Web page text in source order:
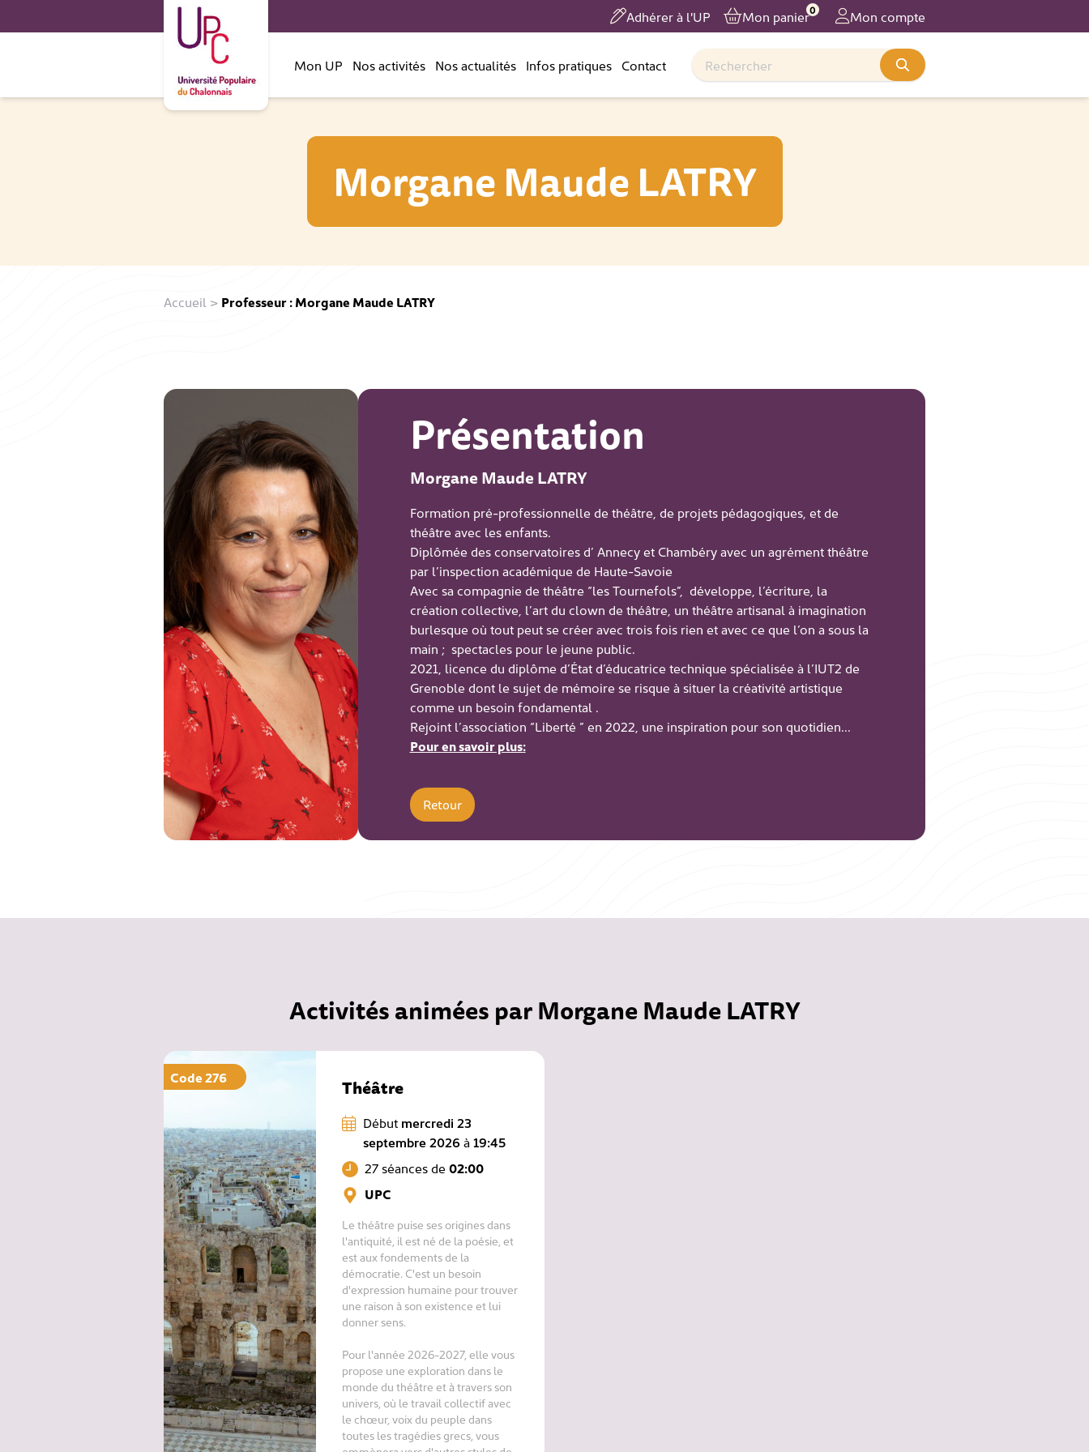
Adhérer à l'UP Mon panier0 Mon compte
Mon UP Nos activités Nos actualités Infos pratiques Contact
Morgane Maude LATRY
Accueil > Professeur : Morgane Maude LATRY
Présentation
Morgane Maude LATRY
Formation pré-professionnelle de théâtre, de projets pédagogiques, et de
théâtre avec les enfants.
Diplômée des conservatoires d’ Annecy et Chambéry avec un agrément théâtre
par l’inspection académique de Haute-Savoie
Avec sa compagnie de théâtre “les Tournefols”, développe, l’écriture, la
création collective, l’art du clown de théâtre, un théâtre artisanal à imagination
burlesque où tout peut se créer avec trois fois rien et avec ce que l’on a sous la
main ; spectacles pour le jeune public.
2021, licence du diplôme d’État d’éducatrice technique spécialisée à l’IUT2 de
Grenoble dont le sujet de mémoire se risque à situer la créativité artistique
comme un besoin fondamental .
Rejoint l’association “Liberté ” en 2022, une inspiration pour son quotidien...
Pour en savoir plus:
Retour
Activités animées par Morgane Maude LATRY
Code 276 Théâtre
Début mercredi 23
septembre 2026 à 19:45
27 séances de02:00
UPC
Le théâtre puise ses origines dans
l'antiquité, il est né de la poésie, et
est aux fondements de la
démocratie. C'est un besoin
d'expression humaine pour trouver
une raison à son existence et lui
donner sens.
Pour l'année 2026-2027, elle vous
propose une exploration dans le
monde du théâtre et à travers son
univers, où le travail collectif avec
le chœur, voix du peuple dans
toutes les tragédies grecs, vous